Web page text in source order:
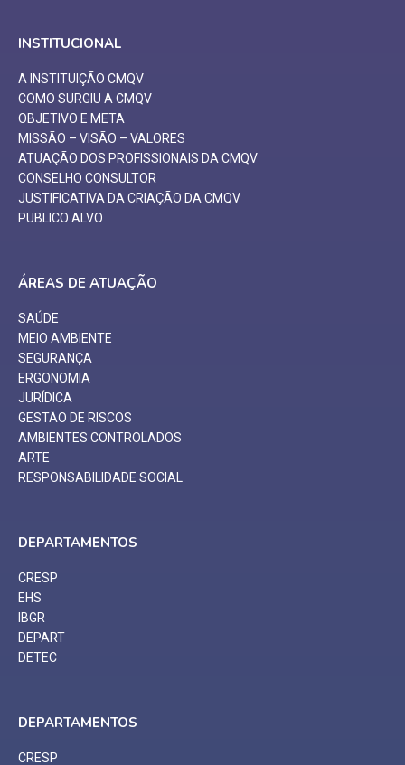
INSTITUCIONAL
A INSTITUIÇÃO CMQV
COMO SURGIU A CMQV
OBJETIVO E META
MISSÃO – VISÃO – VALORES
ATUAÇÃO DOS PROFISSIONAIS DA CMQV
CONSELHO CONSULTOR
JUSTIFICATIVA DA CRIAÇÃO DA CMQV
PUBLICO ALVO
ÁREAS DE ATUAÇÃO
SAÚDE
MEIO AMBIENTE
SEGURANÇA
ERGONOMIA
JURÍDICA
GESTÃO DE RISCOS
AMBIENTES CONTROLADOS
ARTE
RESPONSABILIDADE SOCIAL
DEPARTAMENTOS
CRESP
EHS
IBGR
DEPART
DETEC
DEPARTAMENTOS
CRESP